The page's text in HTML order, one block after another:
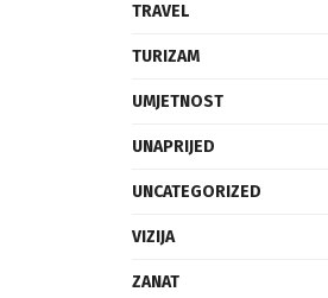
TRAVEL
TURIZAM
UMJETNOST
UNAPRIJED
UNCATEGORIZED
VIZIJA
ZANAT